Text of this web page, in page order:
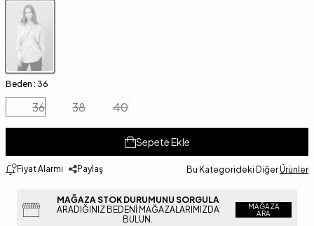
Beden : 36
36 38 40
Sepete Ekle
Fiyat Alarmı Paylaş Bu Kategorideki Diğer Ürünler
MAĞAZA STOK DURUMUNU SORGULA
ARADIĞINIZ BEDENI MAĞAZALARIMIZDA
BULUN.
MAĞAZA
ARA